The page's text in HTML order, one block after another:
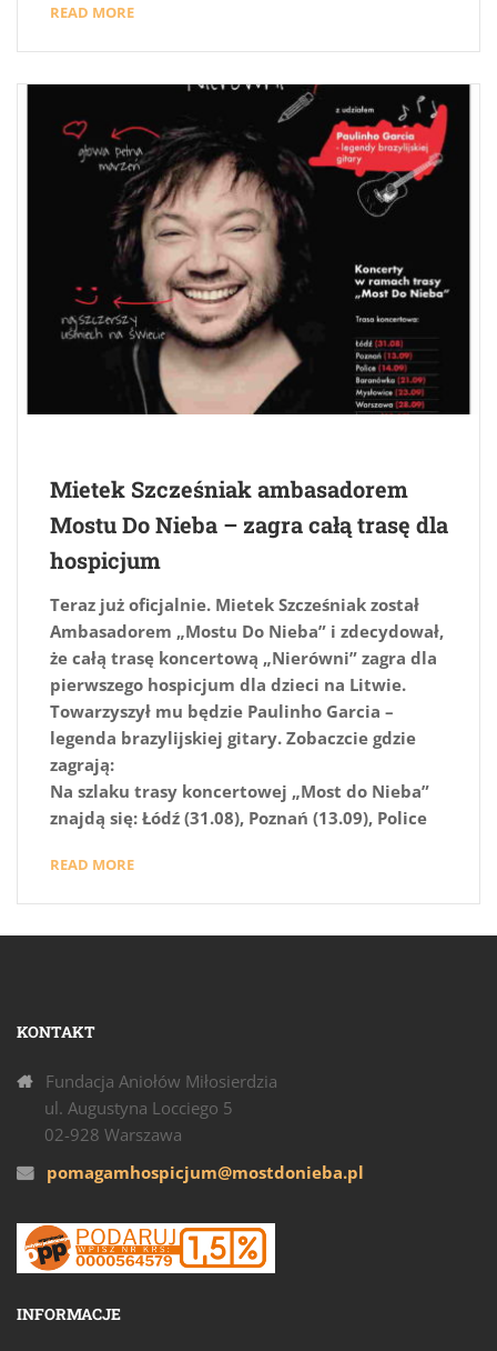
READ MORE
Mietek Szcześniak ambasadorem
Mostu Do Nieba – zagra całą trasę dla
hospicjum
Teraz już oficjalnie. Mietek Szcześniak został
Ambasadorem „Mostu Do Nieba” i zdecydował,
że całą trasę koncertową „Nierówni” zagra dla
pierwszego hospicjum dla dzieci na Litwie.
Towarzyszył mu będzie Paulinho Garcia –
legenda brazylijskiej gitary. Zobaczcie gdzie
zagrają:
Na szlaku trasy koncertowej „Most do Nieba”
znajdą się: Łódź (31.08), Poznań (13.09), Police
READ MORE
KONTAKT
Fundacja Aniołów Miłosierdzia
ul. Augustyna Locciego 5
02-928 Warszawa
pomagamhospicjum@mostdonieba.pl
INFORMACJE